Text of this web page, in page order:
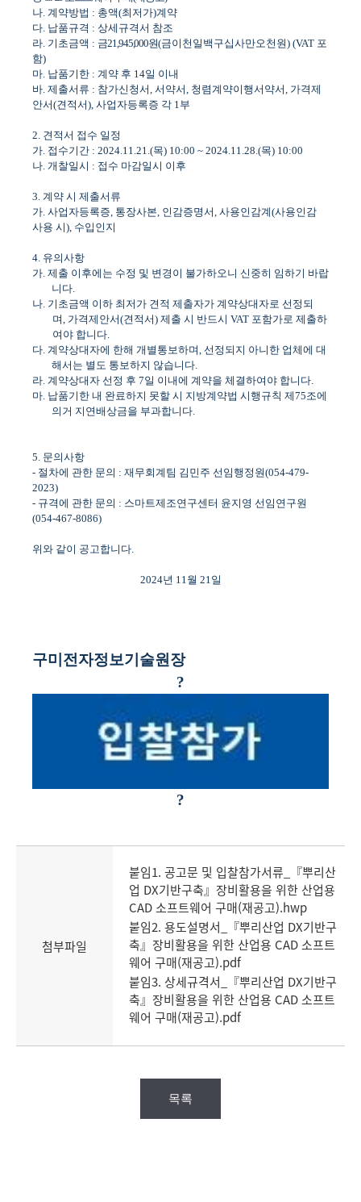
나 계약방법 : 총액(최저가)계약
다 납품규격 : 상세규격서 참조
라 기초금액 : 금21,945,000원(금이천일백구십사만오천원) (VAT 포
함)
마 납품기한 : 계약 후 14일 이내
바 제출서류 : 참가신청서 서약서 청렴계약이행서약서 가격제
안서(견적서), 사업자등록증 각 1 부
2. 견적서 접수 일정
가 접수기간 : 2024.11.21.(목) 10:00 ~ 2024.11.28.(목) 10:00
나 개찰일시 : 접수 마감일시 이후
3. 계약 시 제출서류
가 사업자등록증 통장사본 인감증명서 사용인감계(사용인감
사용 시), 수입인지
4. 유의사항
가 제출 이후에는 수정 및 변경이 불가하오니 신중히 임하기 바랍
니다.
나 기초금액 이하 최저가 견적 제출자가 계약상대자로 선정되
며 가격제안서(견적서)제출 시 반드시VAT 포함가로 제출하
여야 합니다
다 계약상대자에 한해 개별통보하며 선정되지 아니한 업체에 대
해서는 별도 통보하지 않습니다.
라 계약상대자 선정 후 7일 이내에 계약을 체결하여야 합니다
마 납품기한 내 완료하지 못할 시 지방계약법 시행규칙 제75조에
의거 지연배상금을 부과합니다.
5. 문의사항
- 절차에 관한 문의 : 재무회계팀 김민주 선임행정원(054-479-
2023)
- 규격에 관한 문의 : 스마트제조연구센터 윤지영 선임연구원
(054-467-8086)
위와 같이 공고합니다
2024년 11 월 21 일
구미전자정보기술원장
?
?
첨부파일
붙임1. 공고문 및 입찰참가서류_『뿌리산
업 DX기반구축』장비활용을 위한 산업용
CAD 소프트웨어 구매(재공고).hwp
붙임2. 용도설명서_『뿌리산업 DX기반구
축』장비활용을 위한 산업용 CAD 소프트
웨어 구매(재공고).pdf
붙임3. 상세규격서_『뿌리산업 DX기반구
축』장비활용을 위한 산업용 CAD 소프트
웨어 구매(재공고).pdf
목록